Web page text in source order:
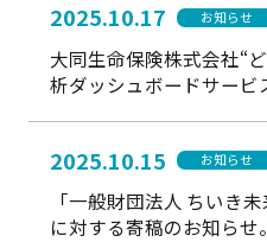
2025.10.17 お知らせ
大同生命保険株式会社“
析ダッシュボードサービ
2025.10.15 お知らせ
「一般財団法人 ちいき
に対する寄稿のお知らせ。